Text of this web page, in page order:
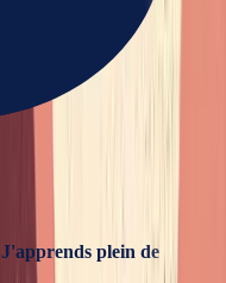
J'apprends plein de